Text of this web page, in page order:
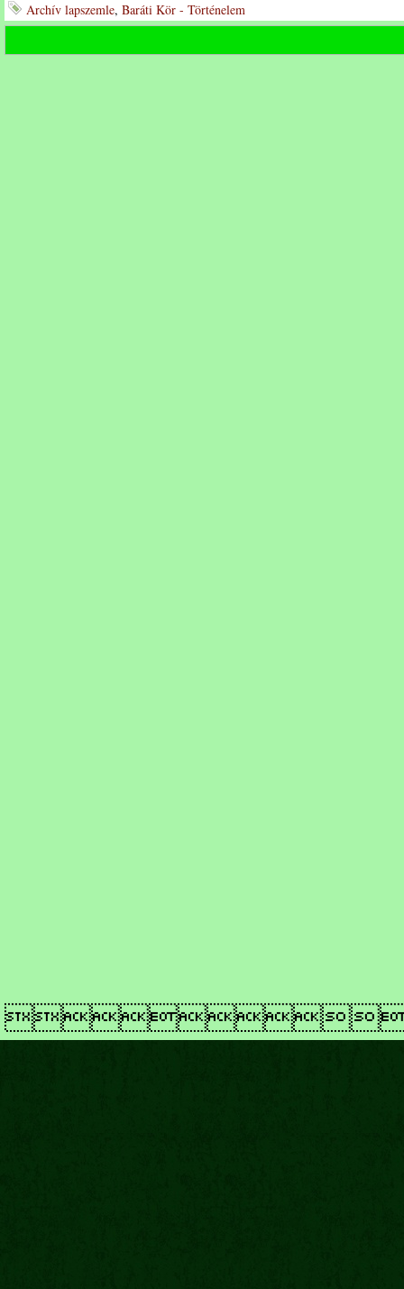
Archív lapszemle, Baráti Kör - Történelem